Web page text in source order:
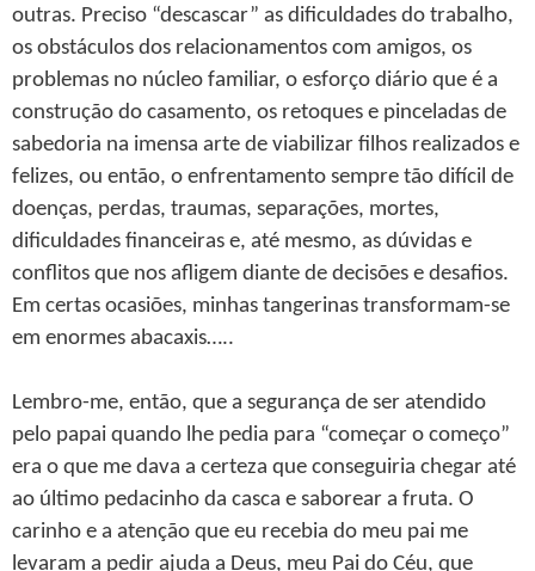
outras. Preciso “descascar” as dificuldades do trabalho,
os obstáculos dos relacionamentos com amigos, os
problemas no núcleo familiar, o esforço diário que é a
construção do casamento, os retoques e pinceladas de
sabedoria na imensa arte de viabilizar filhos realizados e
felizes, ou então, o enfrentamento sempre tão difícil de
doenças, perdas, traumas, separações, mortes,
dificuldades financeiras e, até mesmo, as dúvidas e
conflitos que nos afligem diante de decisões e desafios.
Em certas ocasiões, minhas tangerinas transformam-se
em enormes abacaxis…..
Lembro-me, então, que a segurança de ser atendido
pelo papai quando lhe pedia para “começar o começo”
era o que me dava a certeza que conseguiria chegar até
ao último pedacinho da casca e saborear a fruta. O
carinho e a atenção que eu recebia do meu pai me
levaram a pedir ajuda a Deus, meu Pai do Céu, que